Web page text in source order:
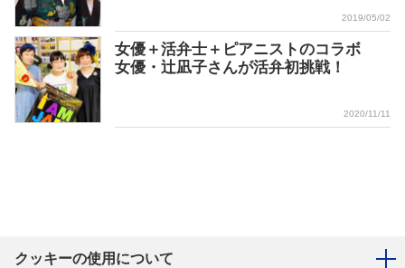
2019/05/02
女優＋活弁士＋ピアニストのコラボ
女優・辻凪子さんが活弁初挑戦！
2020/11/11
クッキーの使用について